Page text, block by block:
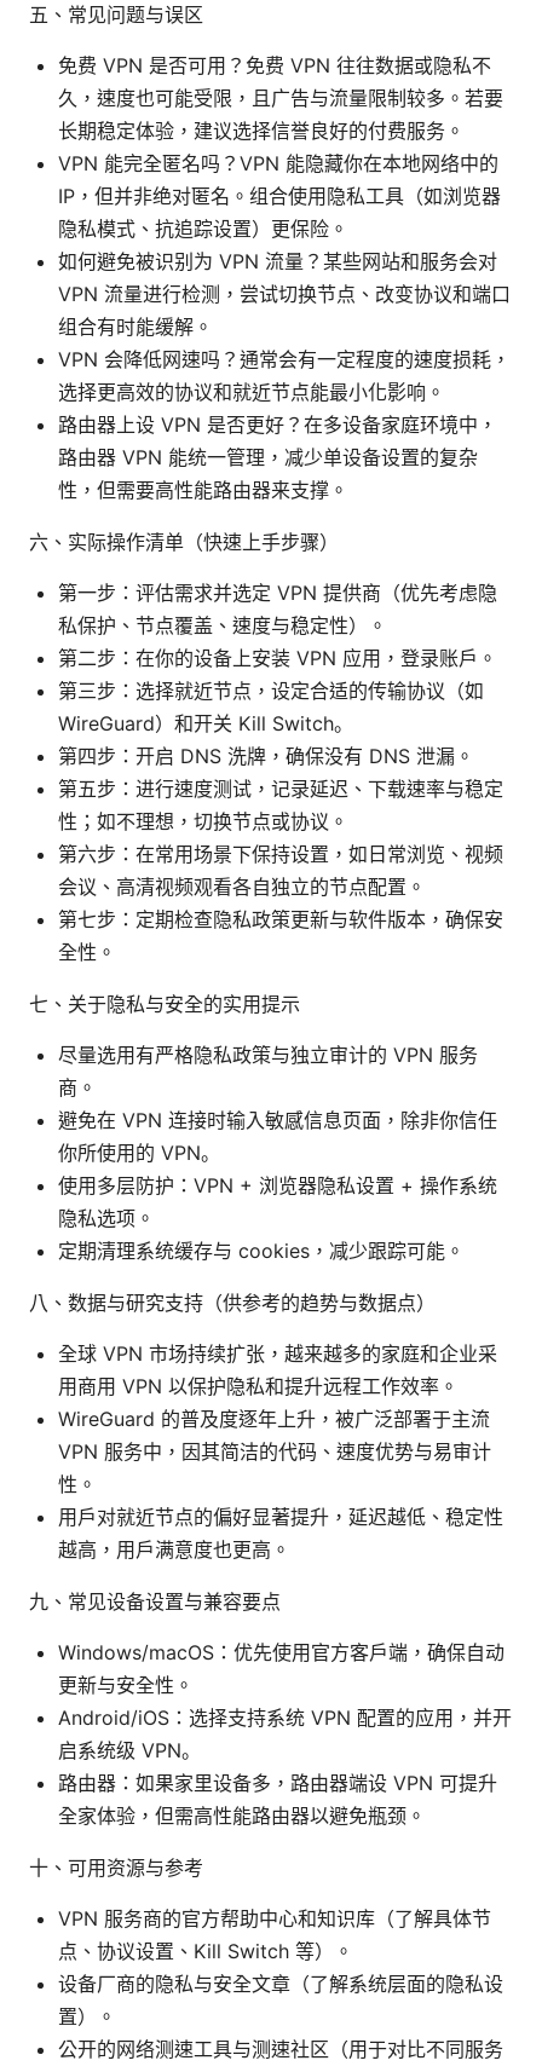
五、常见问题与误区
免费 VPN 是否可用？免费 VPN 往往数据或隐私不
久，速度也可能受限，且广告与流量限制较多。若要
长期稳定体验，建议选择信誉良好的付费服务。
VPN 能完全匿名吗？VPN 能隐藏你在本地网络中的
IP，但并非绝对匿名。组合使用隐私工具（如浏览器
隐私模式、抗追踪设置）更保险。
如何避免被识别为 VPN 流量？某些网站和服务会对
VPN 流量进行检测，尝试切换节点、改变协议和端口
组合有时能缓解。
VPN 会降低网速吗？通常会有一定程度的速度损耗，
选择更高效的协议和就近节点能最小化影响。
路由器上设 VPN 是否更好？在多设备家庭环境中，
路由器 VPN 能统一管理，减少单设备设置的复杂
性，但需要高性能路由器来支撑。
六、实际操作清单（快速上手步骤）
第一步：评估需求并选定 VPN 提供商（优先考虑隐
私保护、节点覆盖、速度与稳定性）。
第二步：在你的设备上安装 VPN 应用，登录账户。
第三步：选择就近节点，设定合适的传输协议（如
WireGuard）和开关 Kill Switch。
第四步：开启 DNS 洗牌，确保没有 DNS 泄漏。
第五步：进行速度测试，记录延迟、下载速率与稳定
性；如不理想，切换节点或协议。
第六步：在常用场景下保持设置，如日常浏览、视频
会议、高清视频观看各自独立的节点配置。
第七步：定期检查隐私政策更新与软件版本，确保安
全性。
七、关于隐私与安全的实用提示
尽量选用有严格隐私政策与独立审计的 VPN 服务
商。
避免在 VPN 连接时输入敏感信息页面，除非你信任
你所使用的 VPN。
使用多层防护：VPN + 浏览器隐私设置 + 操作系统
隐私选项。
定期清理系统缓存与 cookies，减少跟踪可能。
八、数据与研究支持（供参考的趋势与数据点）
全球 VPN 市场持续扩张，越来越多的家庭和企业采
用商用 VPN 以保护隐私和提升远程工作效率。
WireGuard 的普及度逐年上升，被广泛部署于主流
VPN 服务中，因其简洁的代码、速度优势与易审计
性。
用户对就近节点的偏好显著提升，延迟越低、稳定性
越高，用户满意度也更高。
九、常见设备设置与兼容要点
Windows/macOS：优先使用官方客户端，确保自动
更新与安全性。
Android/iOS：选择支持系统 VPN 配置的应用，并开
启系统级 VPN。
路由器：如果家里设备多，路由器端设 VPN 可提升
全家体验，但需高性能路由器以避免瓶颈。
十、可用资源与参考
VPN 服务商的官方帮助中心和知识库（了解具体节
点、协议设置、Kill Switch 等）。
设备厂商的隐私与安全文章（了解系统层面的隐私设
置）。
公开的网络测速工具与测速社区（用于对比不同服务